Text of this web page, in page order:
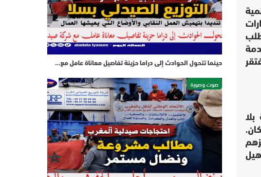
حينما تتحول الحوادث إلى دراما حزينة تفاصيل معاناة عامل مع…
صوت وصورة